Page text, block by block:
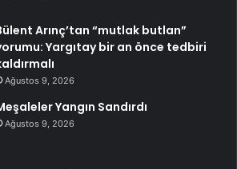
Arınç’tan “mutlak butlan”
Yargıtay bir an önce tedbiri
Ağustos 9, 2026
Yangın Sandırdı
Ağustos 9, 2026